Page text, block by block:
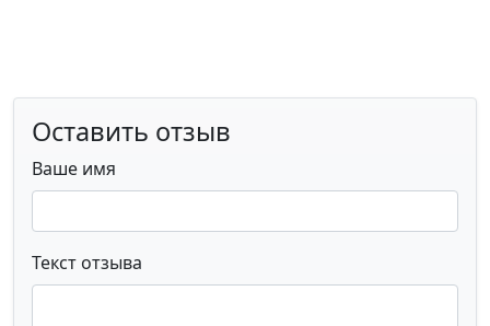
Оставить отзыв
Ваше имя
Текст отзыва